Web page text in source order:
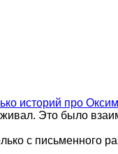
историй про
Это было
с письменного